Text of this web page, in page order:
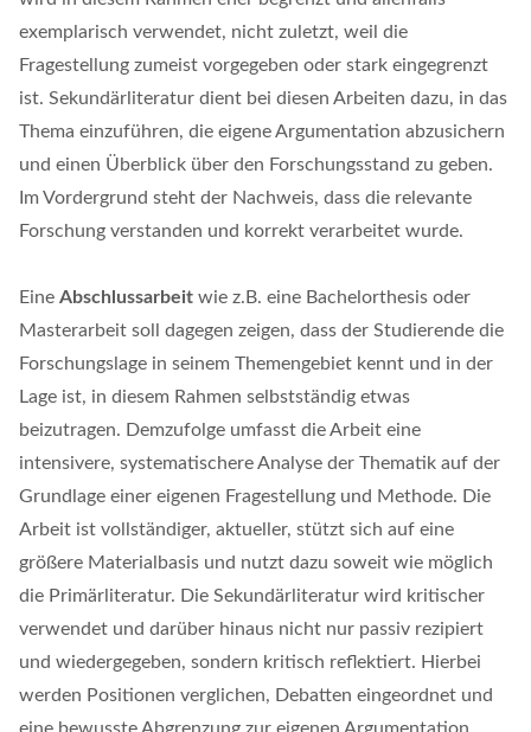
exemplarisch verwendet, nicht zuletzt, weil die
Fragestellung zumeist vorgegeben oder stark eingegrenzt
ist. Sekundärliteratur dient bei diesen Arbeiten dazu, in das
Thema einzuführen, die eigene Argumentation abzusichern
und einen Überblick über den Forschungsstand zu geben.
Im Vordergrund steht der Nachweis, dass die relevante
Forschung verstanden und korrekt verarbeitet wurde.
Eine Abschlussarbeit wie z.B. eine Bachelorthesis oder
Masterarbeit soll dagegen zeigen, dass der Studierende die
Forschungslage in seinem Themengebiet kennt und in der
Lage ist, in diesem Rahmen selbstständig etwas
beizutragen. Demzufolge umfasst die Arbeit eine
intensivere, systematischere Analyse der Thematik auf der
Grundlage einer eigenen Fragestellung und Methode. Die
Arbeit ist vollständiger, aktueller, stützt sich auf eine
größere Materialbasis und nutzt dazu soweit wie möglich
die Primärliteratur. Die Sekundärliteratur wird kritischer
verwendet und darüber hinaus nicht nur passiv rezipiert
und wiedergegeben, sondern kritisch reflektiert. Hierbei
werden Positionen verglichen, Debatten eingeordnet und
eine bewusste Abgrenzung zur eigenen Argumentation